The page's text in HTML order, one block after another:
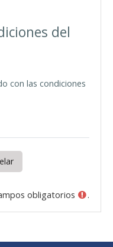
del
con las condiciones
obligatorios .